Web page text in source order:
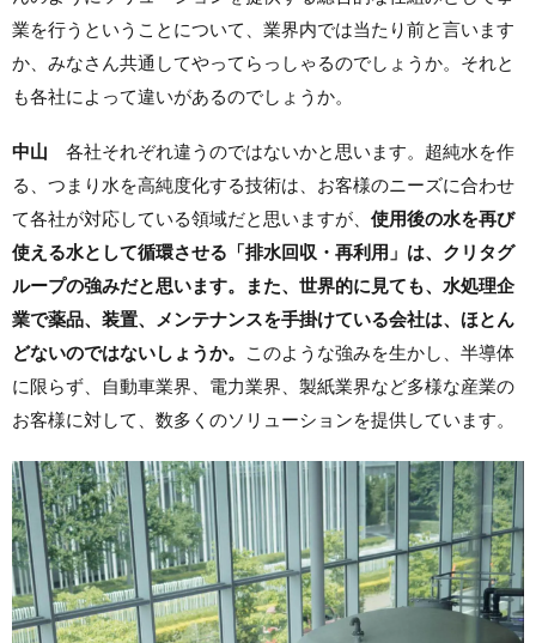
業を行うということについて、業界内では当たり前と言います
か、みなさん共通してやってらっしゃるのでしょうか。それと
も各社によって違いがあるのでしょうか。
中山 各社それぞれ違うのではないかと思います。超純水を作
る、つまり水を高純度化する技術は、お客様のニーズに合わせ
て各社が対応している領域だと思いますが、 使用後の水を再び
使える水として循環させる「排水回収・再利用」は、クリタグ
ループの強みだと思います。また、世界的に見ても、水処理企
業で薬品、装置、メンテナンスを手掛けている会社は、ほとん
どないのではないしょうか。
このような強みを生かし、半導体
に限らず、自動車業界、電力業界、製紙業界など多様な産業の
お客様に対して、数多くのソリューションを提供しています。